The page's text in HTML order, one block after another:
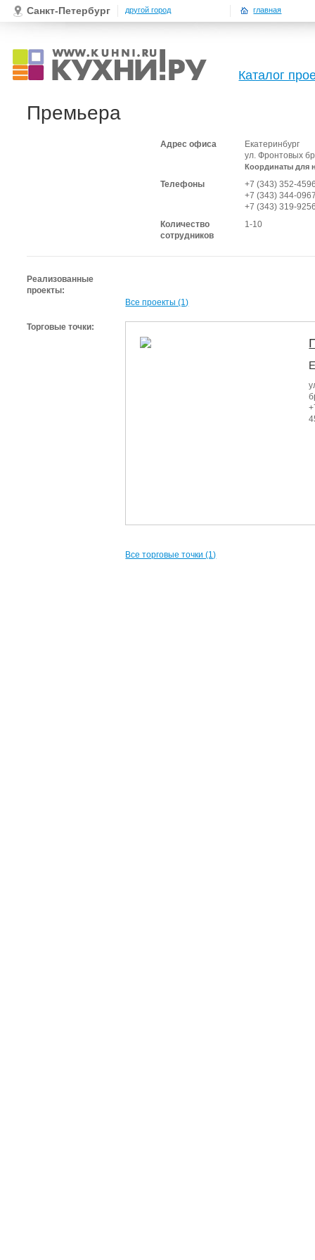
Каталог
Санкт-Петербург другой город главная
Премьера
Адрес офиса
Екатеринбург
ул. Фронтовых
Координаты для
Телефоны
+7 (343) 352-
+7 (343) 344-
+7 (343) 319-
Количество
сотрудников
1-10
Реализованные
проекты:
Все проекты (1)
Торговые точки:
Все торговые точки (1)